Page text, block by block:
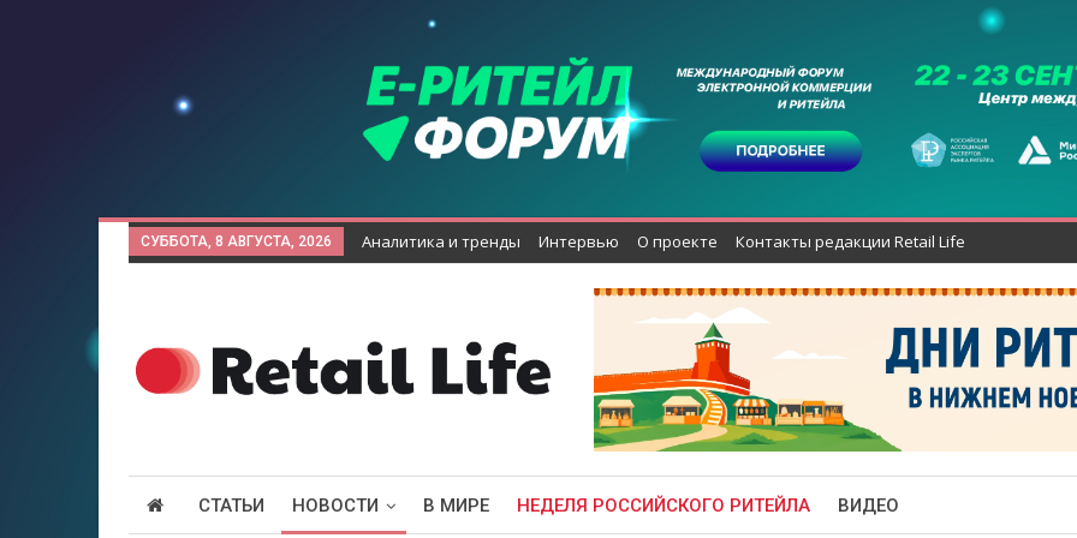
СУББОТА, 8 АВГУСТА, 2026 Аналитика и тренды Интервью О проекте Контакты редакции Retail Life
СТАТЬИ НОВОСТИ В МИРЕ НЕДЕЛЯ РОССИЙСКОГО РИТЕЙЛА ВИДЕО